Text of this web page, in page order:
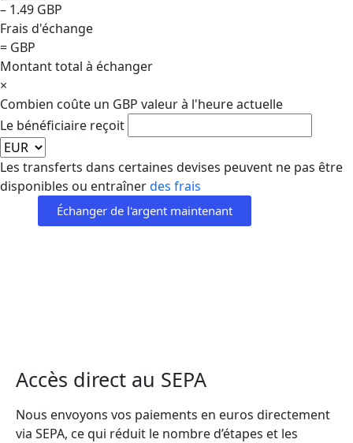
– 1.49 GBP
Frais d'échange
= GBP
Montant total à échanger
×
Combien coûte un GBP valeur à l'heure actuelle
Le bénéficiaire reçoit
Les transferts dans certaines devises peuvent ne pas être
disponibles ou entraînerdes frais
Échanger de l'argent maintenant
Accès direct au SEPA
Nous envoyons vos paiements en euros directement
via SEPA, ce qui réduit le nombre d’étapes et les